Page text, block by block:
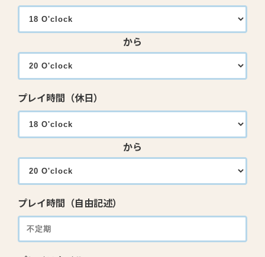
から
プレイ時間（休日）
から
プレイ時間（自由記述）